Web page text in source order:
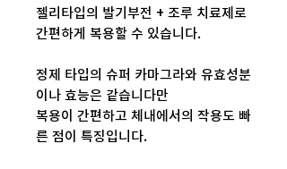
젤리타입의 발기부전 + 조루 치료제로
간편하게 복용할 수 있습니다.
정제 타입의 슈퍼 카마그라와 유효성분
이나 효능은 같습니다만
복용이 간편하고 체내에서의 작용도 빠
른 점이 특징입니다.